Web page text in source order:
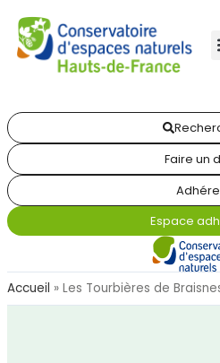
Faire un
Espace
Accueil » Les Tourbières de